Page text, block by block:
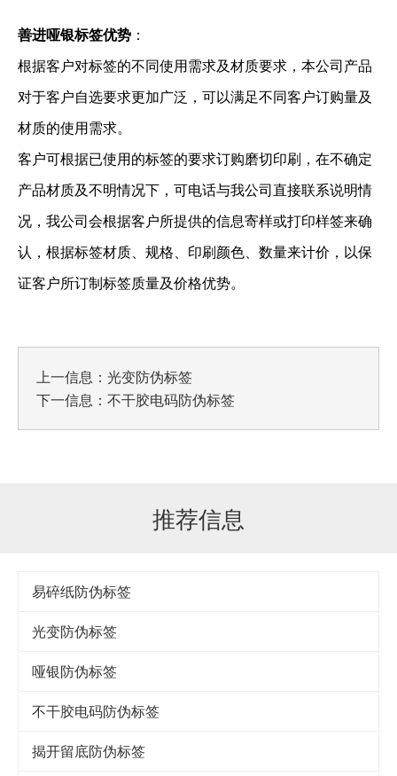
善进哑银标签优势 ：
根据客户对标签的不同使用需求及材质要求，本公司产品
对于客户自选要求更加广泛，可以满足不同客户订购量及
材质的使用需求。
客户可根据已使用的标签的要求订购磨切印刷，在不确定
产品材质及不明情况下，可电话与我公司直接联系说明情
况，我公司会根据客户所提供的信息寄样或打印样签来确
认，根据标签材质、规格、印刷颜色、数量来计价，以保
证客户所订制标签质量及价格优势。
上一信息： 光变防伪标签
下一信息： 不干胶电码防伪标签
推荐信息
易碎纸防伪标签
光变防伪标签
哑银防伪标签
不干胶电码防伪标签
揭开留底防伪标签